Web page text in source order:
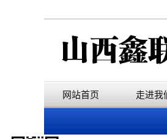
网站首页 走进我